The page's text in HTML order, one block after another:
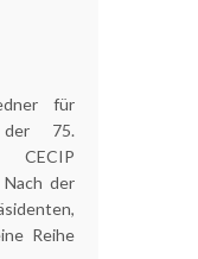
für
75.
CECIP
der
Reihe